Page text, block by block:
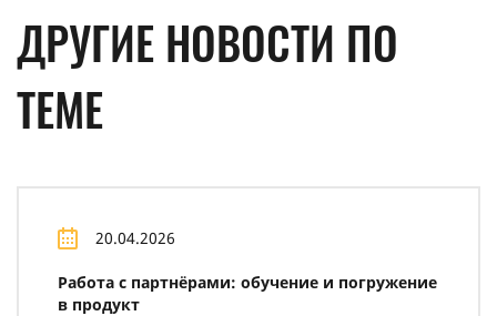
ДРУГИЕ НОВОСТИ ПО
ТЕМЕ
20.04.2026
Работа с партнёрами: обучение и погружение
в продукт